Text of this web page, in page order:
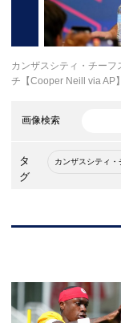
カンザスシティ・チー
チ【Cooper Neill via AP】
画像検索
タ
グ
カンザスシティ・